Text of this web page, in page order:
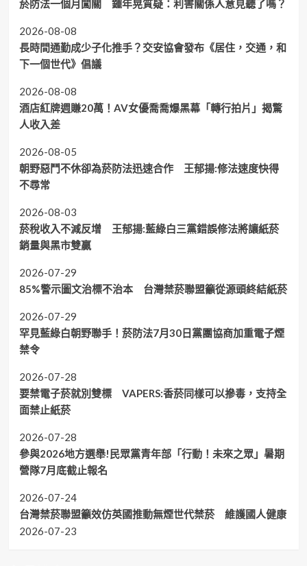
菸防法一個月闖關 鍾年晃質疑：利害關係人意見聽了嗎？
2026-08-08
長時間通勤成少子化推手？交安協會發布《居住，交通，和
下一個世代》倡議
2026-08-08
酒店紅牌週賺20萬！AV女優喬喬爆黑幕「轉行拍片」揭驚
人收入差
2026-08-05
朝野惡鬥不休卻為菸防法迅速合作 王郁揚:修法速度快得
不尋常
2026-08-03
菸稅收入不減反增 王郁揚:藍綠白三黨錯誤修法將讓紙菸
銷量與黑市雙贏
2026-07-29
85%警示圖文治標不治本 台灣禁菸聯盟籲從源頭終結紙菸
2026-07-29
罕見藍綠白朝野聯手！菸防法7月30日黨團協商加重電子煙
禁令
2026-07-28
要禁電子菸就別雙標 VAPERS:香菸同樣可以摻毒，支持全
面禁止紙菸
2026-07-28
參與2026地方選舉!民眾黨青年部「行動！未來之眾」暑期
營隊7月底截止報名
2026-07-24
台灣禁菸聯盟籲效仿英國推動無煙世代禁菸 維護國人健康
2026-07-23